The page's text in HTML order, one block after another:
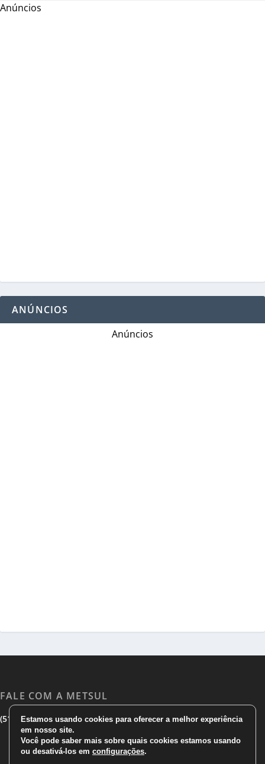
Anúncios
ANÚNCIOS
Anúncios
FALE COM A METSUL
(51) 3533 1983|(51)3785 7752| comercial@metsul.com
Estamos usando cookies para oferecer a melhor experiência
em nosso site.
Você pode saber mais sobre quais cookies estamos usando
ou desativá-los em configurações.